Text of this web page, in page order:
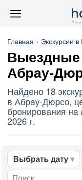
Главная Экскурсии в
Выездные
Абрау-
Найдено 18
в Абрау-Дюрсо,
бронирования на
2026 г.
Выбрать дату